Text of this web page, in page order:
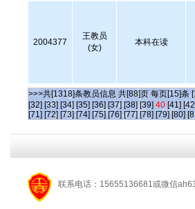
2004377
王教员
(女)
本科在读
>>>共[1318]条教员信息 共[88]页 每页[15]条
[32] [33] [34] [35] [36] [37] [38] [39] 40 [41]
[71] [72] [73] [74] [75] [76] [77] [78] [79] [80]
联系电话：15655136681或微信